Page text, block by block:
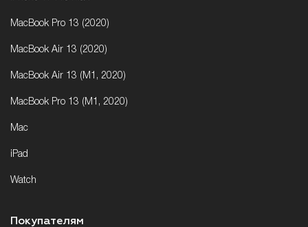
MacBook Pro 13 (2020)
MacBook Air 13 (2020)
MacBook Air 13 (M1, 2020)
MacBook Pro 13 (M1, 2020)
Mac
iPad
Watch
Покупателям